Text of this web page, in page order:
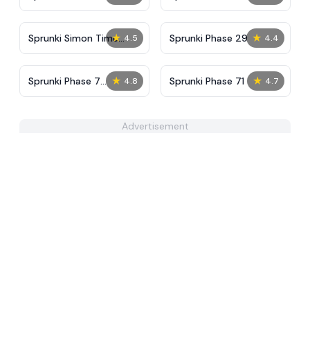
Treatment Phase 40
Improve Version
★ 4.5
Sprunki Simon Time
PHASE 3
★ 4.4
Sprunki Phase 29
★ 4.8
Sprunki Phase 7
Remastered
★ 4.7
Sprunki Phase 71
Advertisement